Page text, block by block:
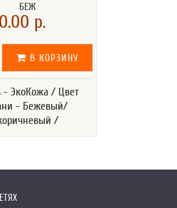
БЕЖ
р.
В КОРЗИНУ
- ЭкоКожа / Цвет
- Бежевый/
/